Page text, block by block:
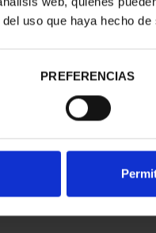
uso que haya hecho
PREFERENCIAS